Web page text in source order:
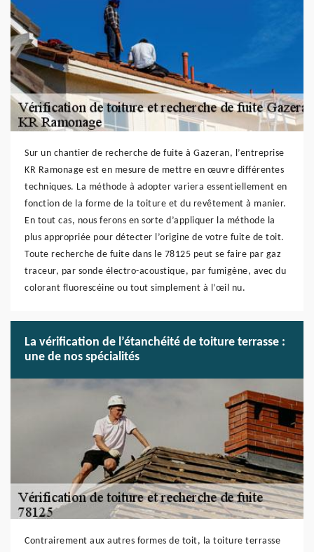
Sur un chantier de recherche de fuite à Gazeran, l’entreprise
KR Ramonage est en mesure de mettre en œuvre différentes
techniques. La méthode à adopter variera essentiellement en
fonction de la forme de la toiture et du revêtement à manier.
En tout cas, nous ferons en sorte d’appliquer la méthode la
plus appropriée pour détecter l’origine de votre fuite de toit.
Toute recherche de fuite dans le 78125 peut se faire par gaz
traceur, par sonde électro-acoustique, par fumigène, avec du
colorant fluorescéine ou tout simplement à l’œil nu.
La vérification de l’étanchéité de toiture terrasse :
une de nos spécialités
Contrairement aux autres formes de toit, la toiture terrasse